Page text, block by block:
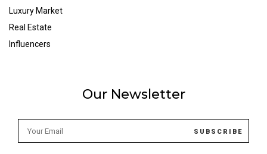
Luxury Market
Real Estate
Influencers
Our Newsletter